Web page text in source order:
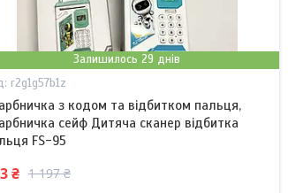
Залишилось 29 днів
r2g1g57b1z
з кодом та відбитком пальця,
сейф Дитяча сканер відбитка
FS-95
₴ 1 197 ₴